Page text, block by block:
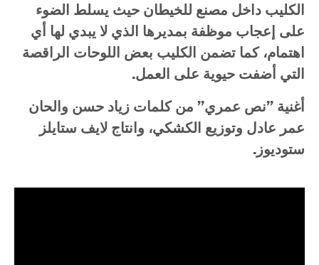
الكليب داخل مصنع للخيطان حيث يسلط الضوء
على إعجاب موظفة بمديرها الذي لا يبدي لها أي
اهتمام، كما تضمن الكليب بعض اللوحات الراقصة
التي أضفت حيوية على العمل.
أغنية ”نص عمري” من كلمات زياد حسن والحان
عمر عادل وتوزيع الكشكي، وانتاج لايف ستايلز
ستوديوز.